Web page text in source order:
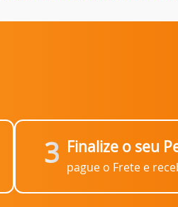
3 Finalize o seu
pague o Frete e